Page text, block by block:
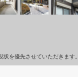
を優先させていただきます。